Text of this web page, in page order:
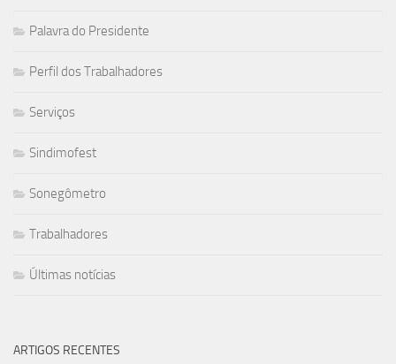
Palavra do Presidente
Perfil dos Trabalhadores
Serviços
Sindimofest
Sonegômetro
Trabalhadores
Últimas notícias
ARTIGOS RECENTES